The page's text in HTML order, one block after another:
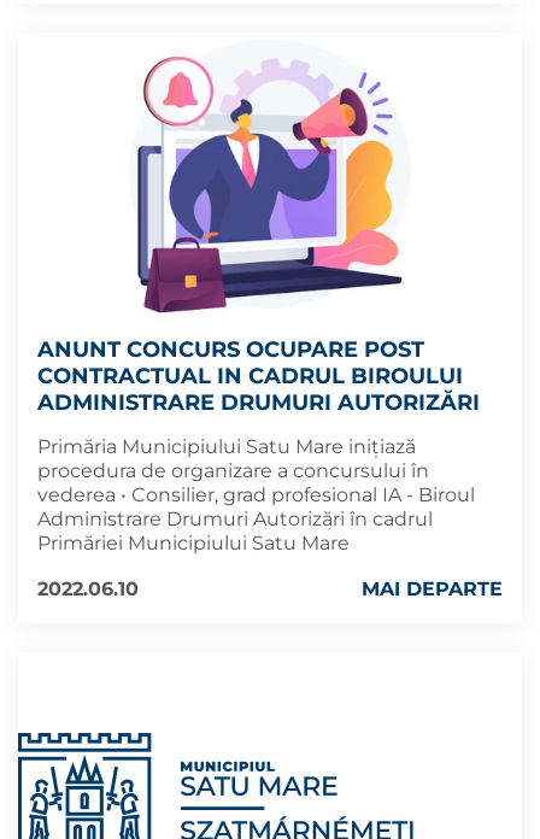
ANUNT CONCURS OCUPARE POST
CONTRACTUAL IN CADRUL BIROULUI
ADMINISTRARE DRUMURI AUTORIZĂRI
Primăria Municipiului Satu Mare inițiază
procedura de organizare a concursului în
vederea • Consilier, grad profesional IA - Biroul
Administrare Drumuri Autorizări în cadrul
Primăriei Municipiului Satu Mare
2022.06.10
MAI DEPARTE